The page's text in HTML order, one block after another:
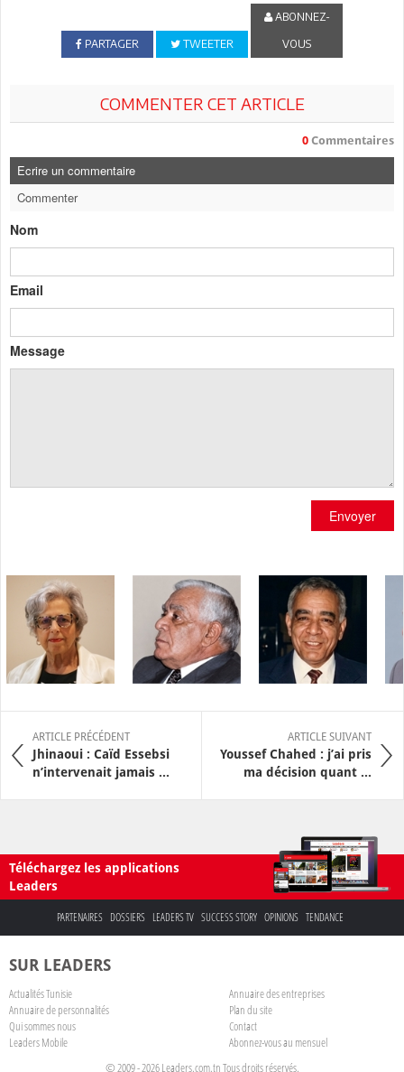
PARTAGER TWEETER
ABONNEZ-
VOUS
COMMENTER CET ARTICLE
0 Commentaires
Ecrire un commentaire
Commenter
Nom
Email
Message
Envoyer
ARTICLE PRÉCÉDENT
Jhinaoui : Caïd Essebsi
n’intervenait jamais ...
ARTICLE SUIVANT
Youssef Chahed : j’ai pris
ma décision quant ...
Téléchargez les applications
Leaders
PARTENAIRES DOSSIERS LEADERS TV SUCCESS STORY OPINIONS TENDANCE
SUR LEADERS
Actualités Tunisie
Annuaire des entreprises
Annuaire de personnalités
Plan du site
Qui sommes nous
Contact
Leaders Mobile
Abonnez-vous au mensuel
© 2009 - 2026 Leaders.com.tn Tous droits réservés.